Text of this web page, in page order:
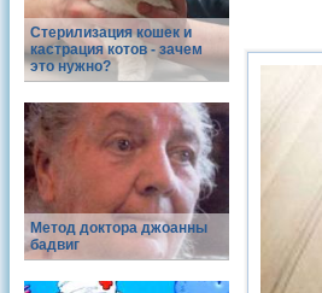
Стерилизация кошек и
кастрация котов - зачем
это нужно?
Метод доктора джоанны
бадвиг